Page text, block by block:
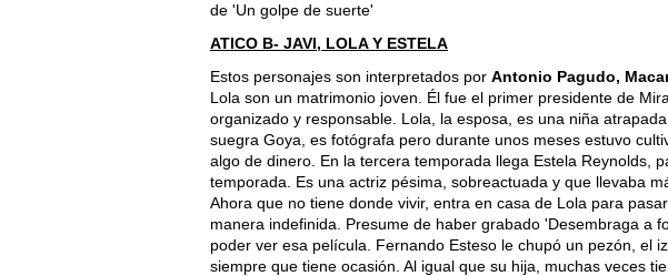
de 'Un golpe de suerte'
ATICO B- JAVI, LOLA Y ESTELA
Estos personajes son interpretados por Antonio Pagudo,
Lola son un matrimonio joven. Él fue el primer presidente de
organizado y responsable. Lola, la esposa, es una niña
suegra Goya, es fotógrafa pero durante unos meses estuvo
algo de dinero. En la tercera temporada llega Estela Reynolds,
temporada. Es una actriz pésima, sobreactuada y que llevaba
Ahora que no tiene donde vivir, entra en casa de Lola para
manera indefinida. Presume de haber grabado 'Desembraga a
poder ver esa película. Fernando Esteso le chupó un pezón, el
siempre que tiene ocasión. Al igual que su hija, muchas veces